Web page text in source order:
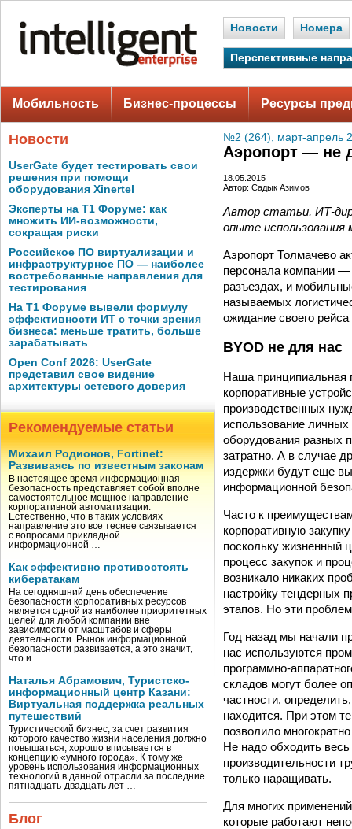
Новости Номера
Перспективные
Мобильность Бизнес-процессы Ресурсы
Новости
UserGate будет тестировать свои
решения при помощи
оборудования Xinertel
Эксперты на Т1 Форуме: как
множить ИИ-возможности,
сокращая риски
Российское ПО виртуализации и
инфраструктурное ПО — наиболее
востребованные направления для
тестирования
На Т1 Форуме вывели формулу
эффективности ИТ с точки зрения
бизнеса: меньше тратить, больше
зарабатывать
Open Conf 2026: UserGate
представил свое видение
архитектуры сетевого доверия
Рекомендуемые статьи
Михаил Родионов, Fortinet:
Развиваясь по известным законам
В настоящее время информационная
безопасность представляет собой вполне
самостоятельное мощное направление
корпоративной автоматизации.
Естественно, что в таких условиях
направление это все теснее связывается
с вопросами прикладной
информационной …
Как эффективно противостоять
кибератакам
На сегодняшний день обеспечение
безопасности корпоративных ресурсов
является одной из наиболее приоритетных
целей для любой компании вне
зависимости от масштабов и сферы
деятельности. Рынок информационной
безопасности развивается, а это значит,
что и …
Наталья Абрамович, Туристско-
информационный центр Казани:
Виртуальная поддержка реальных
путешествий
Туристический бизнес, за счет развития
которого качество жизни населения должно
повышаться, хорошо вписывается в
концепцию «умного города». К тому же
уровень использования информационных
технологий в данной отрасли за последние
пятнадцать-двадцать лет …
Блог
№2 (264), март-апрель
Аэропорт — не
18.05.2015
Автор: Садык Азимов
Автор статьи, ИТ-­
опыте использования
Аэропорт Толмачево
персонала компании —
разъездах, и
называемых
ожидание своего
BYOD не для нас
Наша принципиальная
корпоративные
производственных
использование
оборудования разных
затратно. А в случае
издержки будут еще
информационной
Часто к
корпоративную
поскольку жизненный
процесс закупок и
возникало никаких
настройку тендерных
этапов. Но эти
Год назад мы начали
нас используются
программно-­
складов могут более
частности,
находится. При этом
позволило
Не надо обходить весь
производительности
только наращивать.
Для многих
которые работают